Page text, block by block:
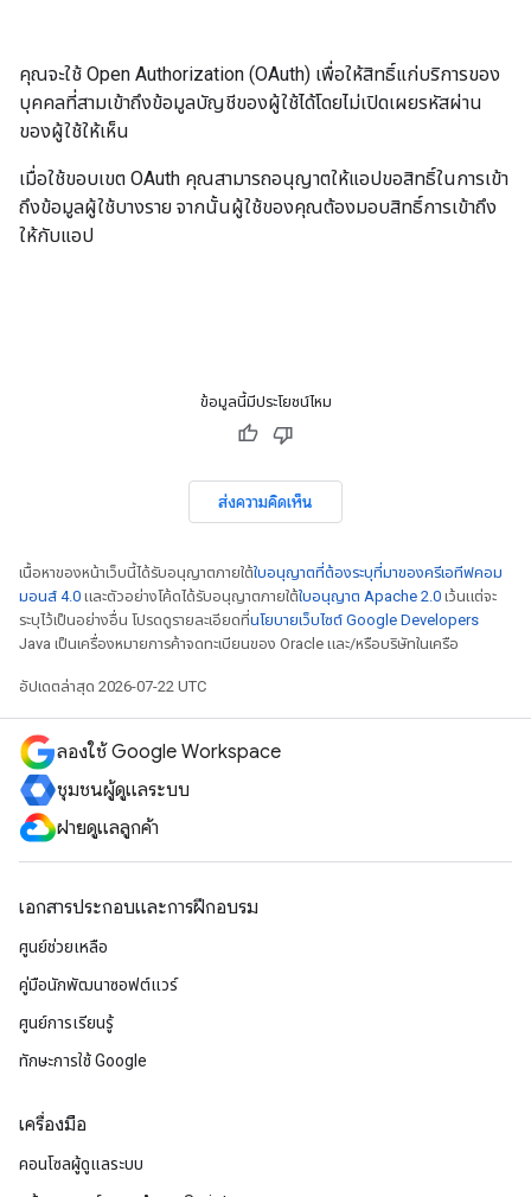
คุณจะใช้ Open Authorization (OAuth) เพื่อให้สิทธิ์แก่บริการของ
บุคคลที่สามเข้าถึงข้อมูลบัญชีของผู้ใช้ได้โดยไม่เปิดเผยรหัสผ่าน
ของผู้ใช้ให้เห็น
เมื่อใช้ขอบเขต OAuth คุณสามารถอนุญาตให้แอปขอสิทธิ์ในการเข้า
ถึงข้อมูลผู้ใช้บางราย จากนั้นผู้ใช้ของคุณต้องมอบสิทธิ์การเข้าถึง
ให้กับแอป
ข้อมูลนี้มีประโยชน์ไหม
ส่งความคิดเห็น
เนื้อหาของหน้าเว็บนี้ได้รับอนุญาตภายใต้ใบอนุญาตที่ต้องระบุที่มาของครีเอทีฟคอม
มอนส์ 4.0 และตัวอย่างโค้ดได้รับอนุญาตภายใต้ใบอนุญาต Apache 2.0 เว้นแต่จะ
ระบุไว้เป็นอย่างอื่น โปรดดูรายละเอียดที่นโยบายเว็บไซต์ Google Developers
Java เป็นเครื่องหมายการค้าจดทะเบียนของ Oracle และ/หรือบริษัทในเครือ
อัปเดตล่าสุด 2026-07-22 UTC
ลองใช้ Google Workspace
ชุมชนผู้ดูแลระบบ
ฝ่ายดูแลลูกค้า
เอกสารประกอบและการฝึกอบรม
ศูนย์ช่วยเหลือ
คู่มือนักพัฒนาซอฟต์แวร์
ศูนย์การเรียนรู้
ทักษะการใช้ Google
เครื่องมือ
คอนโซลผู้ดูแลระบบ